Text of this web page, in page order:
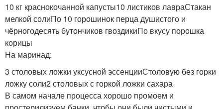
10 кг краснокочанной капусты10 листиков лавраСтакан
мелкой солиПо 10 горошинок перца душистого и
чёрногодесять бутончиков гвоздикиПо вкусу порошка
корицы
На маринад:
3 столовых ложки уксусной эссенцииСтоловую без горки
ложку соли2 столовых с горкой ложки сахара
В самом начале процесса хорошо промоем и